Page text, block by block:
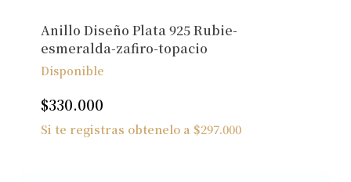
Anillo Diseño Plata 925 Rubie-
esmeralda-zafiro-topacio
Disponible
$330.000
Si te registras obtenelo a $297.000